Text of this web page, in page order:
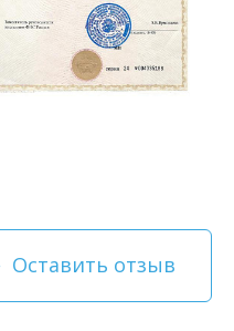
Оставить отзыв